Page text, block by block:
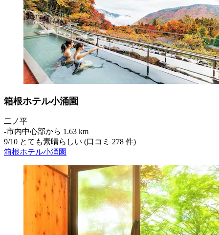
箱根ホテル小涌園
二ノ平
‐市内中心部から 1.63 km
9/10 とても素晴らしい (口コミ 278 件)
箱根ホテル小涌園